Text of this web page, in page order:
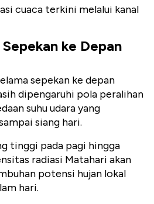
cuaca terkini melalui kanal
ke Depan
sepekan ke depan
dipengaruhi pola peralihan
suhu udara yang
siang hari.
tinggi pada pagi hingga
radiasi Matahari akan
potensi hujan lokal
hari.